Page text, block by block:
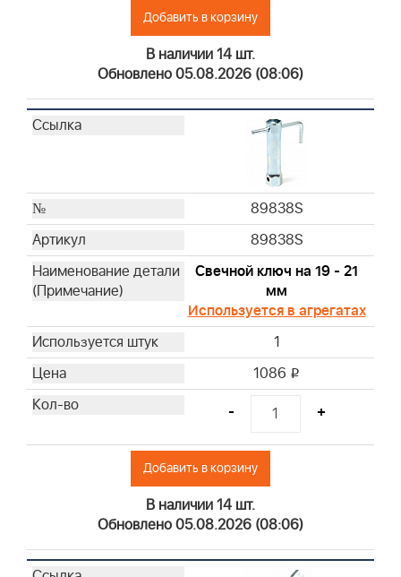
4137
4142
4147
4153
4154
4166
4207
4215
Добавить в корзину
В наличии 14 шт.
Обновлено 05.08.2026 (08:06)
89838S
89838S
Свечной ключ на 19 - 21
мм
Используется в агрегатах
1
1086 i
- +
Добавить в корзину
В наличии 14 шт.
Обновлено 05.08.2026 (08:06)